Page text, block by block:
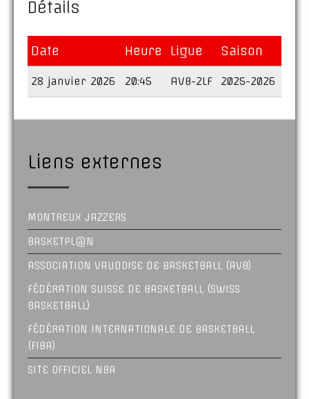
Détails
Date Heure Ligue Saison
28 janvier 2026 20:45 AVB-2LF 2025-2026
Liens externes
MONTREUX JAZZERS
BASKETPL@N
ASSOCIATION VAUDOISE DE BASKETBALL (AVB)
FÉDÉRATION SUISSE DE BASKETBALL (SWISS
BASKETBALL)
FÉDÉRATION INTERNATIONALE DE BASKETBALL
(FIBA)
SITE OFFICIEL NBA